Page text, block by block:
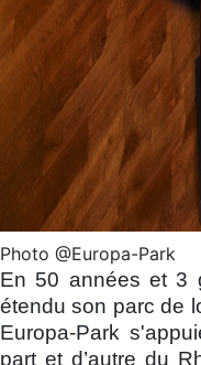
Photo @Europa-Park
En 50 années et 3
étendu son parc de
Europa-Park
part et d’autre du